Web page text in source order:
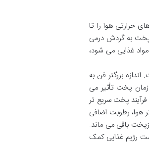
حرارتی هوا را تا
پخت به گردش درمی
غذایی می شود،
بزرگتر فن به
پخت تأثیر می
پخت سریع تر
هوا، رطوبت اضافی
باقی می ماند.
سلامت رژیم غذایی کمک